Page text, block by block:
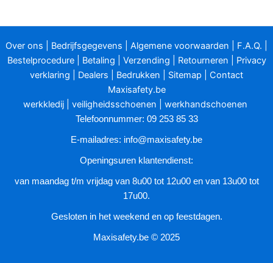
Deze
kan
gekozen
worden
op
de
Over ons Bedrijfsgegevens Algemene voorwaarden F.A.Q.
Bestelprocedure| Betaling Verzending Retourneren
Privacy
verklaring
Dealers Bedrukken Sitemap
Contact
Maxisafety.be
werkkledij
veiligheidsschoenen werkhandschoenen
Telefoonnummer: 09 253 85 33
E-mailadres: info@maxisafety.be
Openingsuren klantendienst:
van maandag t/m vrijdag van 8u00 tot 12u00 en van 13u00 tot
17u00.
Gesloten in het weekend en op feestdagen.
Maxisafety.be © 2025